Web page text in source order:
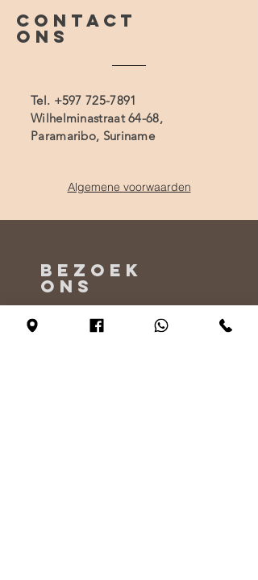
CONTACT
ONS
Tel. +597 725-7891
Wilhelminastraat 64-68,
Paramaribo, Suriname
Algemene voorwaarden
BEZOEK
ONS